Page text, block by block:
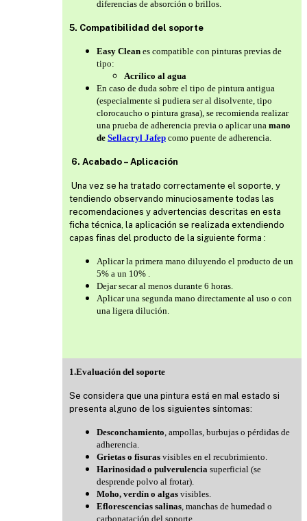
diferencias de absorción o brillos.
5. Compatibilidad del soporte
Easy Clean es compatible con pinturas previas de
tipo:
Acrílico al agua
En caso de duda sobre el tipo de pintura antigua
(especialmente si pudiera ser al disolvente, tipo
clorocaucho o pintura grasa), se recomienda realizar
una prueba de adherencia previa o aplicar una mano
de Sellacryl Jafep como puente de adherencia.
6. Acabado – Aplicación
Una vez se ha tratado correctamente el soporte, y
tendiendo observando minuciosamente todas las
recomendaciones y advertencias descritas en esta
ficha técnica, la aplicación se realizada extendiendo
capas finas del producto de la siguiente forma :
Aplicar la primera mano diluyendo el producto de un
5% a un 10% .
Dejar secar al menos durante 6 horas.
Aplicar una segunda mano directamente al uso o con
una ligera dilución.
1.Evaluación del soporte
Se considera que una pintura está en mal estado si
presenta alguno de los siguientes síntomas:
Desconchamiento , ampollas, burbujas o pérdidas de
adherencia.
Grietas o fisuras visibles en el recubrimiento.
Harinosidad o pulverulencia superficial (se
desprende polvo al frotar).
Moho, verdín o algas visibles.
Eflorescencias salinas , manchas de humedad o
carbonatación del soporte.